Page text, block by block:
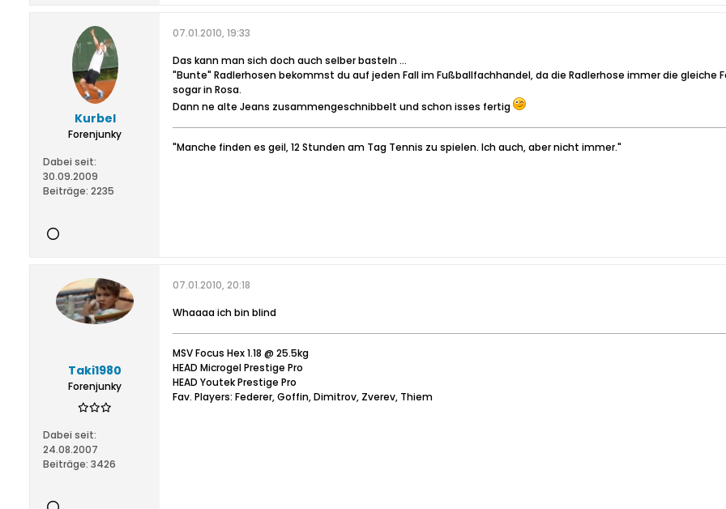
Kurbel
Forenjunky
Dabei seit:
30.09.2009
Beiträge: 2235
07.01.2010, 19:33
Das kann man sich doch auch selber basteln ...
"Bunte" Radlerhosen bekommst du auf jeden Fall im Fußballfachhandel, da die Radlerhose immer die gleiche
sogar in Rosa.
Dann ne alte Jeans zusammengeschnibbelt und schon isses fertig
"Manche finden es geil, 12 Stunden am Tag Tennis zu spielen. Ich auch, aber nicht immer."
Taki1980
Forenjunky
Dabei seit:
24.08.2007
Beiträge: 3426
07.01.2010, 20:18
Whaaaa ich bin blind
MSV Focus Hex 1.18 @ 25.5kg
HEAD Microgel Prestige Pro
HEAD Youtek Prestige Pro
Fav. Players: Federer, Goffin, Dimitrov, Zverev, Thiem